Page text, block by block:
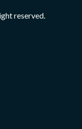
reserved.